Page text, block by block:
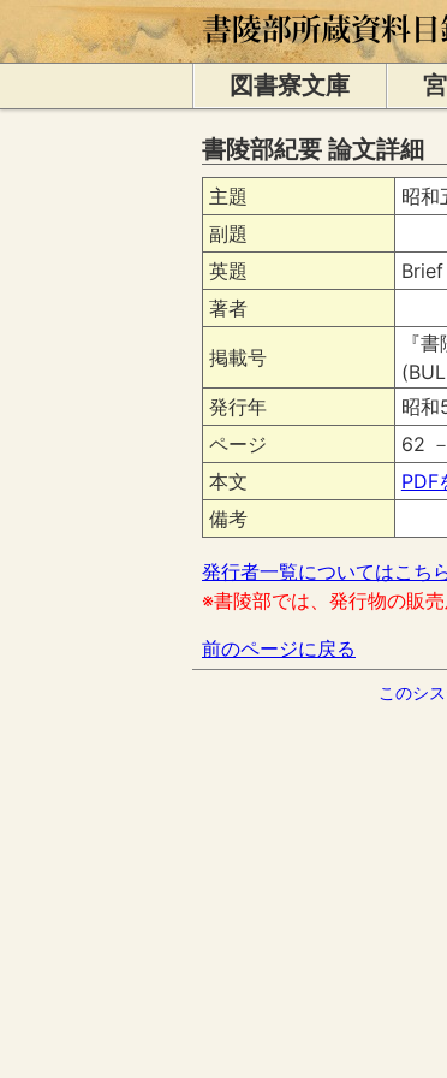
図書寮文庫
書陵部紀要 論文詳細
主題
昭和
副題
英題
著者
掲載号
『
発行年
昭和
ページ
62
本文
PDF
備考
発行者一覧についてはこち
※書陵部では、発行物の販
前のページに戻る
このシ